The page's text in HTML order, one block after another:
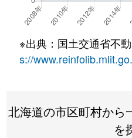
※出典：国土交通省不
s://
北海道の市区町村から
を